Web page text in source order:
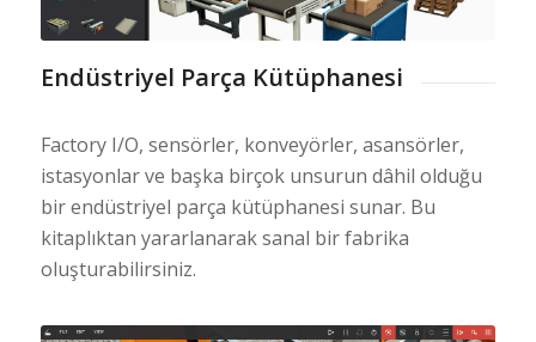
Endüstriyel Parça Kütüphanesi
Factory I/O, sensörler, konveyörler, asansörler,
istasyonlar ve başka birçok unsurun dâhil olduğu
bir endüstriyel parça kütüphanesi sunar. Bu
kitaplıktan yararlanarak sanal bir fabrika
oluşturabilirsiniz.